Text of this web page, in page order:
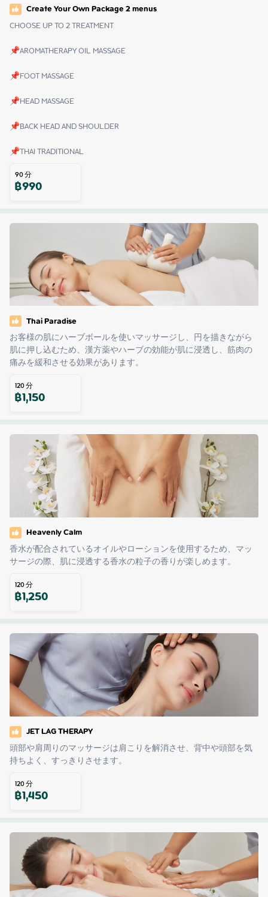
Create Your Own Package 2 menus
CHOOSE UP TO 2 TREATMENT
📌AROMATHERAPY OIL MASSAGE
📌FOOT MASSAGE
📌HEAD MASSAGE
📌BACK HEAD AND SHOULDER
📌THAI TRADITIONAL
90分
฿990
Thai Paradise
お客様の肌にハーブボールを使いマッサージし、円を描きながら
肌に押し込むため、漢方薬やハーブの効能が肌に浸透し、筋肉の
痛みを緩和させる効果があります。
120分
฿1,150
Heavenly Calm
香水が配合されているオイルやローションを使用するため、マッ
サージの際、肌に浸透する香水の粒子の香りが楽しめます。
120分
฿1,250
JET LAG THERAPY
頭部や肩周りのマッサージは肩こりを解消させ、背中や頭部を気
持ちよく、すっきりさせます。
120分
฿1,450